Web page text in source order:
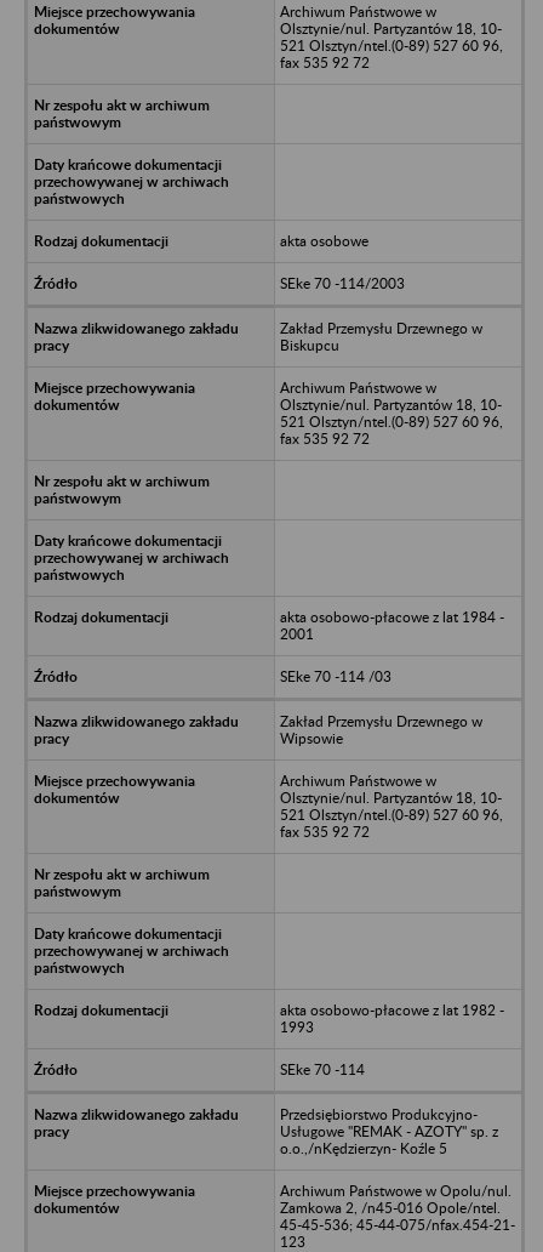
Archiwum Państwowe w
Olsztynie/nul. Partyzantów 18, 10-
521 Olsztyn/ntel.(0-89) 527 60 96,
fax 535 92 72
akta osobowe
SEke 70 -114/2003
Zakład Przemysłu Drzewnego w
Biskupcu
Archiwum Państwowe w
Olsztynie/nul. Partyzantów 18, 10-
521 Olsztyn/ntel.(0-89) 527 60 96,
fax 535 92 72
akta osobowo-płacowe z lat 1984 -
2001
SEke 70 -114 /03
Zakład Przemysłu Drzewnego w
Wipsowie
Archiwum Państwowe w
Olsztynie/nul. Partyzantów 18, 10-
521 Olsztyn/ntel.(0-89) 527 60 96,
fax 535 92 72
akta osobowo-płacowe z lat 1982 -
1993
SEke 70 -114
Przedsiębiorstwo Produkcyjno-
Usługowe "REMAK - AZOTY" sp. z
o.o.,/nKędzierzyn- Koźle 5
Archiwum Państwowe w Opolu/nul.
Zamkowa 2, /n45-016 Opole/ntel.
45-45-536; 45-44-075/nfax.454-21-
123